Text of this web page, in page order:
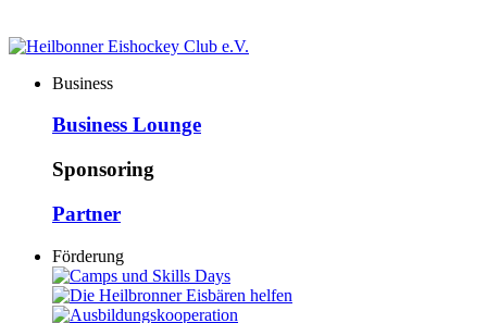
Business
Business Lounge
Sponsoring
Partner
Förderung